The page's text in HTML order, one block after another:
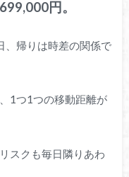
699,000円。
、帰りは時差の関係で
1つ1つの移動距離が
スクも毎日隣りあわ